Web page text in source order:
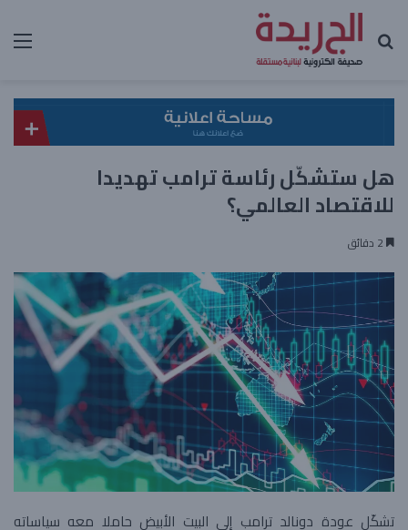
بحث عن
هل ستشكّل رئاسة ترامب تهديدا
للاقتصاد العالمي؟
تشكّل عودة دونالد ترامب إلى البيت الأبيض حاملا معه سياساته